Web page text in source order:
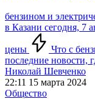
бензином и
в Казани сегодня, 7
цены
Что с
последние новости,
Николай Шевченко
22:11 15 марта 2024
Общество